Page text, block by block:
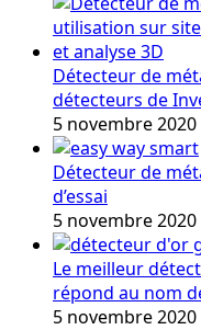
Détecteur de
détecteurs de
5 novembre 2020
Détecteur de
d’essai
5 novembre 2020
Le meilleur
répond au nom
5 novembre 2020